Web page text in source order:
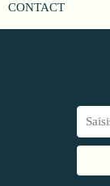
CONTACT